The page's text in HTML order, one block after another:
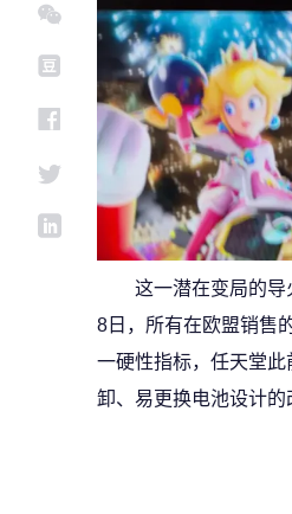
这一潜在变局的
8日，所有在欧盟销售
一硬性指标，任天堂
卸、易更换电池设计